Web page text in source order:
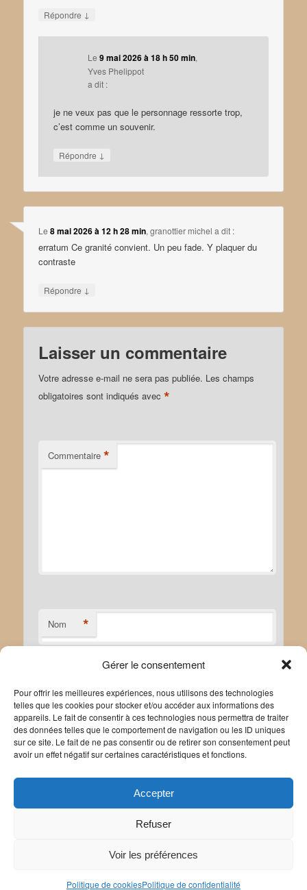
Gérer le consentement
Pour offrir les meilleures expériences, nous utilisons des technologies
telles que les cookies pour stocker et/ou accéder aux informations des
appareils. Le fait de consentir à ces technologies nous permettra de traiter
des données telles que le comportement de navigation ou les ID uniques
sur ce site. Le fait de ne pas consentir ou de retirer son consentement peut
avoir un effet négatif sur certaines caractéristiques et fonctions.
Accepter
Refuser
Voir les préférences
Politique de cookiesPolitique de confidentialité
Répondre ↓
Le9 mai 2026 à 18 h 50 min,
Yves Phelippot
a dit :
je ne veux pas que le personnage ressorte trop,
c’est comme un souvenir.
Répondre ↓
Le8 mai 2026 à 12 h 28 min,granottier michel a dit :
erratum Ce granité convient. Un peu fade. Y plaquer du
contraste
Répondre ↓
Laisser un commentaire
Votre adresse e-mail ne sera pas publiée. Les champs
obligatoires sont indiqués avec*
Commentaire *
Nom *
E-mail *
Site web
Politique de confidentialité Politique de cookies